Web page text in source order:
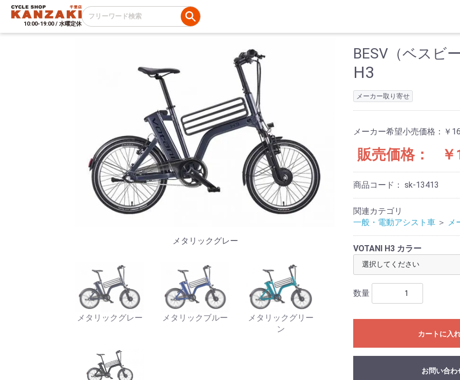
10:00-19:00 / 水曜定休
メタリックグレー
メタリックグレー メタリックブルー
メタリックグリー
ン
BESV（ベスビ
H3
メーカー取り寄せ
メーカー希望小売価格： ￥
販売価格：
商品コード： sk-13413
関連カテゴリ
一般・電動アシスト車 ＞ メ
VOTANI H3 カラー
数量
カートに入
お問い合わ